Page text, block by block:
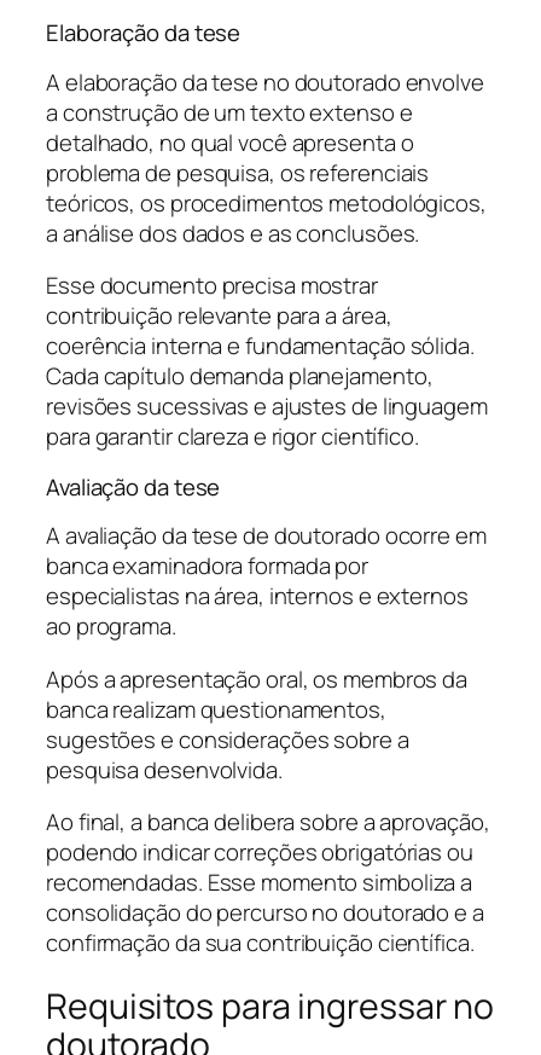
Elaboração da tese
A elaboração da tese no doutorado envolve
a construção de um texto extenso e
detalhado, no qual você apresenta o
problema de pesquisa, os referenciais
teóricos, os procedimentos metodológicos,
a análise dos dados e as conclusões.
Esse documento precisa mostrar
contribuição relevante para a área,
coerência interna e fundamentação sólida.
Cada capítulo demanda planejamento,
revisões sucessivas e ajustes de linguagem
para garantir clareza e rigor científico.
Avaliação da tese
A avaliação da tese de doutorado ocorre em
banca examinadora formada por
especialistas na área, internos e externos
ao programa.
Após a apresentação oral, os membros da
banca realizam questionamentos,
sugestões e considerações sobre a
pesquisa desenvolvida.
Ao final, a banca delibera sobre a aprovação,
podendo indicar correções obrigatórias ou
recomendadas. Esse momento simboliza a
consolidação do percurso no doutorado e a
confirmação da sua contribuição científica.
Requisitos para ingressar no
doutorado